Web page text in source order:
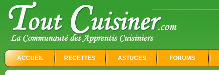
ACCUEIL RECETTES ASTUCES FORUMS